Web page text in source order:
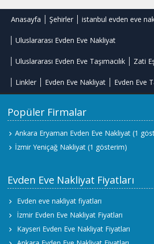
Anasayfa Şehirler istanbul evden eve
Uluslararası Evden Eve Nakliyat
Uluslararası Evden Eve Taşımacılık Zati
Linkler Evden Eve Nakliyat Evden Eve
Popüler Firmalar
Ankara Eryaman Evden Eve Nakliyat (1
İzmir Yeniçağ Nakliyat (1 gösterim)
Evden Eve Nakliyat Fiyatları
Evden eve nakliyat fiyatları
İzmir Evden Eve Nakliyat Fiyatları
Kayseri Evden Eve Nakliyat Fiyatları